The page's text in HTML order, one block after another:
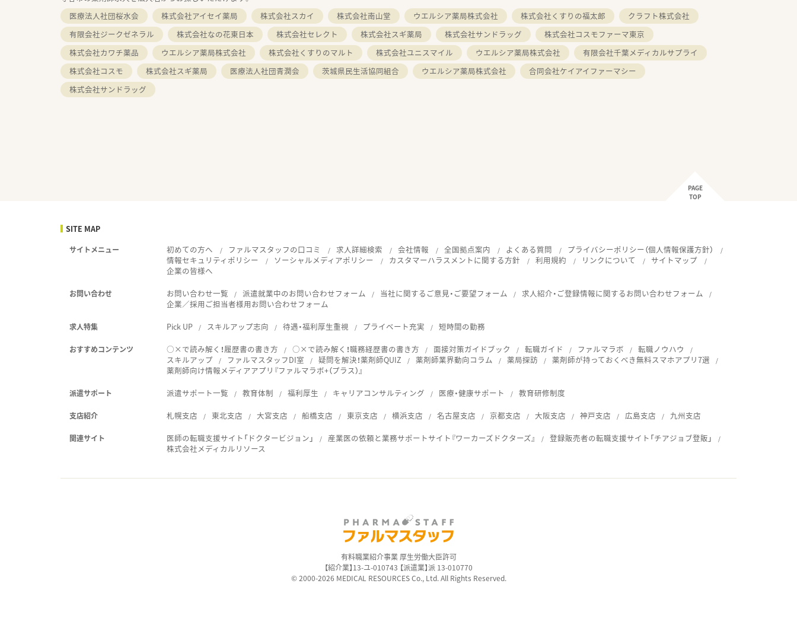
医療法人社団桜水会
株式会社アイセイ薬局 株式会社スカイ 株式会社南山堂 ウエルシア薬局株式会社 株式会社くすりの福太郎
クラフト株式会社
有限会社ジークゼネラル
株式会社なの花東日本 株式会社セレクト 株式会社スギ薬局 株式会社サンドラッグ
株式会社コスモファーマ東京
株式会社カワチ薬品
ウエルシア薬局株式会社 株式会社くすりのマルト 株式会社ユニスマイル ウエルシア薬局株式会社
有限会社千葉メディカルサプライ
株式会社コスモ
株式会社スギ薬局 医療法人社団青潤会 茨城県民生活協同組合 ウエルシア薬局株式会社
合同会社ケイアイファーマシー
株式会社サンドラッグ
PAGE
TOP
SITE MAP
サイトメニュー 初めての方へ ファルマスタッフの口コミ 求人詳細検索 会社情報 全国拠点案内 よくある質問
プライバシーポリシー（個人情報保護方針）
情報セキュリティポリシー
ソーシャルメディアポリシー カスタマーハラスメントに関する方針 利用規約 リンクについて
サイトマップ
企業の皆様へ
お問い合わせ お問い合わせ一覧 派遣就業中のお問い合わせフォーム 当社に関するご意見・ご要望フォーム
求人紹介・ご登録情報に関するお問い合わせフォーム
企業／採用ご担当者様用お問い合わせフォーム
求人特集 Pick UP スキルアップ志向 待遇・福利厚生重視 プライベート充実 短時間の勤務
おすすめコンテンツ ○×で読み解く！履歴書の書き方 ○×で読み解く！職務経歴書の書き方 面接対策ガイドブック 転職ガイド ファルマラボ
転職ノウハウ
スキルアップ
ファルマスタッフDI室 疑問を解決！薬剤師QUIZ 薬剤師業界動向コラム 薬局探訪
薬剤師が持っておくべき無料スマホアプリ7選
薬剤師向け情報メディアアプリ『ファルマラボ+（プラス）』
派遣サポート 派遣サポート一覧 教育体制 福利厚生 キャリアコンサルティング 医療・健康サポート 教育研修制度
支店紹介 札幌支店 東北支店 大宮支店 船橋支店 東京支店 横浜支店 名古屋支店 京都支店 大阪支店 神戸支店 広島支店 九州支店
関連サイト 医師の転職支援サイト「ドクタービジョン」 産業医の依頼と業務サポートサイト『ワーカーズドクターズ』
登録販売者の転職支援サイト「チアジョブ登販」
株式会社メディカルリソース
有料職業紹介事業 厚生労働大臣許可
【紹介業】13-ユ-010743 【派遣業】派 13-010770
© 2000-2026 MEDICAL RESOURCES Co., Ltd. All Rights Reserved.